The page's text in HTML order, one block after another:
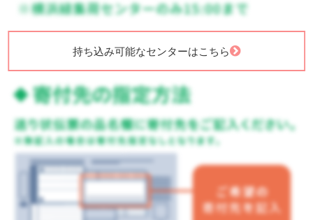
持ち込み可能なセンターはこちら